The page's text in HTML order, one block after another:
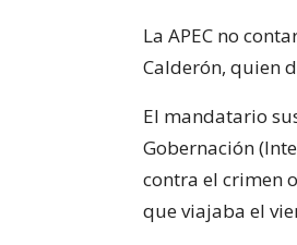
La APEC no
Calderón, quien
El mandatario
Gobernación
contra el crimen
que viajaba el